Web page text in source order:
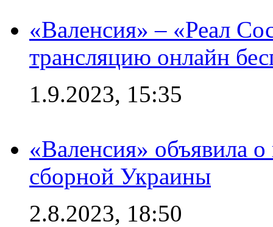
«Валенсия» – «Реал
трансляцию онлайн
1.9.2023, 15:35
«Валенсия» объявила
сборной Украины
2.8.2023, 18:50